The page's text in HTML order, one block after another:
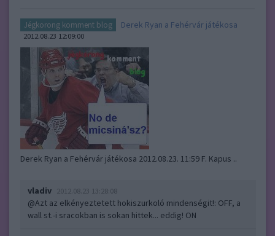
Jégkorong komment blog Derek Ryan a Fehérvár játékosa
2012.08.23 12:09:00
Derek Ryan a Fehérvár játékosa 2012.08.23. 11:59 F. Kapus ..
vladiv 2012.08.23 13:28:08
@Azt az elkényeztetett hokiszurkoló mindenségit!: OFF, a
wall st.-i sracokban is sokan hittek... eddig! ON